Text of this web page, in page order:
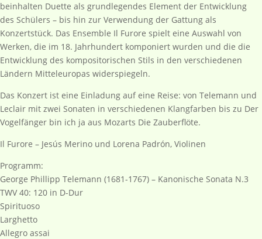
beinhalten Duette als grundlegendes Element der Entwicklung
des Schülers – bis hin zur Verwendung der Gattung als
Konzertstück. Das Ensemble Il Furore spielt eine Auswahl von
Werken, die im 18. Jahrhundert komponiert wurden und die die
Entwicklung des kompositorischen Stils in den verschiedenen
Ländern Mitteleuropas widerspiegeln.
Das Konzert ist eine Einladung auf eine Reise: von Telemann und
Leclair mit zwei Sonaten in verschiedenen Klangfarben bis zu Der
Vogelfänger bin ich ja aus Mozarts Die Zauberflöte.
Il Furore – Jesús Merino und Lorena Padrón, Violinen
Programm:
George Phillipp Telemann (1681-1767) – Kanonische Sonata N.3
TWV 40: 120 in D-Dur
Spirituoso
Larghetto
Allegro assai